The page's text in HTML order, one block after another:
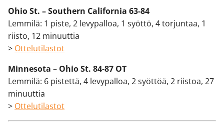
Ohio St. – Southern California 63-84
Lemmilä: 1 piste, 2 levypalloa, 1 syöttö, 4 torjuntaa, 1
riisto, 12 minuuttia
> Ottelutilastot
Minnesota – Ohio St. 84-87 OT
Lemmilä: 6 pistettä, 4 levypalloa, 2 syöttöä, 2 riistoa, 27
minuuttia
> Ottelutilastot